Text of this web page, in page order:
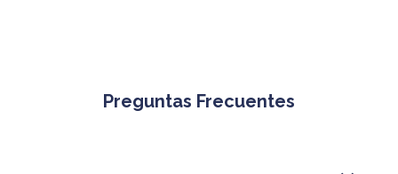
Preguntas Frecuentes